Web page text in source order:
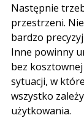
Następnie
przestrzeni.
bardzo
Inne powinny
bez
sytuacji, w
wszystko
użytkowania.